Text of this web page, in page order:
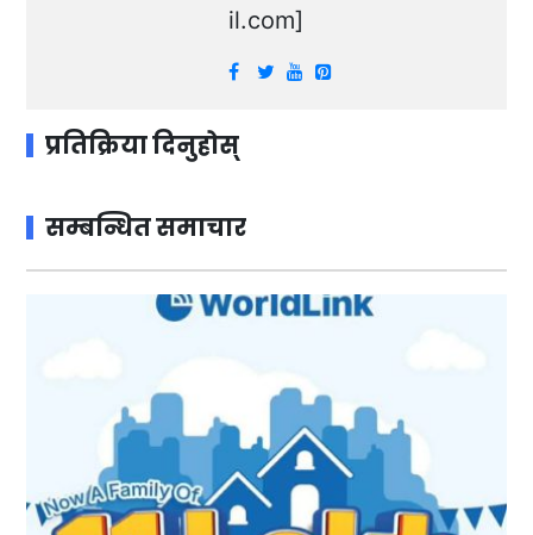
il.com]
प्रतिक्रिया दिनुहोस्
सम्बन्धित समाचार